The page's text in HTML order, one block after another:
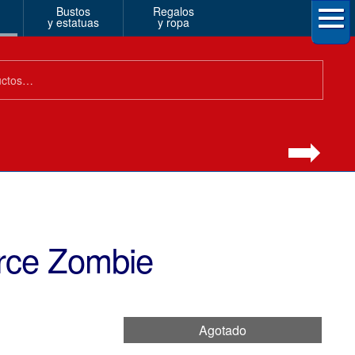
Bustos
y estatuas
Regalos
y ropa
Zombie
Agotado